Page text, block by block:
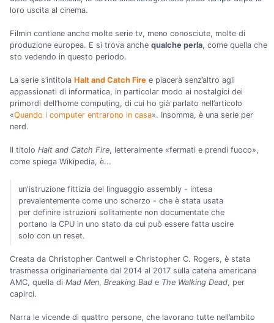
loro uscita al cinema.
Filmin contiene anche molte serie tv, meno conosciute, molte di
produzione europea. E si trova anche qualche perla, come quella che
sto vedendo in questo periodo.
La serie s’intitola Halt and Catch Fire e piacerà senz’altro agli
appassionati di informatica, in particolar modo ai nostalgici dei
primordi dell’home computing, di cui ho già parlato nell’articolo
«Quando i computer entrarono in casa». Insomma, è una serie per
nerd.
Il titolo Halt and Catch Fire, letteralmente «fermati e prendi fuoco»,
come spiega Wikipedia, è...
un'istruzione fittizia del linguaggio assembly - intesa
prevalentemente come uno scherzo - che è stata usata
per definire istruzioni solitamente non documentate che
portano la CPU in uno stato da cui può essere fatta uscire
solo con un reset.
Creata da Christopher Cantwell e Christopher C. Rogers, è stata
trasmessa originariamente dal 2014 al 2017 sulla catena americana
AMC, quella di Mad Men, Breaking Bad e The Walking Dead, per
capirci.
Narra le vicende di quattro persone, che lavorano tutte nell’ambito